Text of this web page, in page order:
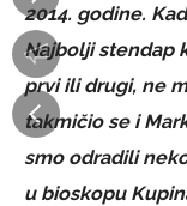
2014. godine.
Najbolji stendap
prvi ili drugi, ne
takmičio se i
smo odradili
u bioskopu